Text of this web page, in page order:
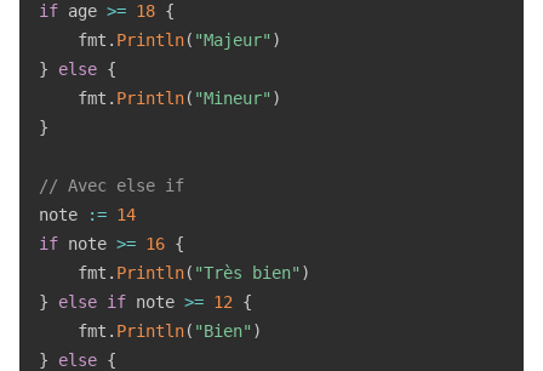
if age >= 18 {
    fmt
. Println( "Majeur" )
}
else {
    fmt
. Println( "Mineur" )
}
// Avec else if
note
:= 14
if note >= 16 {
    fmt
. Println( "Très bien" )
}
else if note >= 12
{
    fmt
. Println( "Bien" )
}
else {